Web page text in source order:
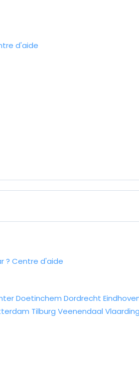
d'aide
? Centre d'aide
Doetinchem Dordrecht
Tilburg Veenendaal